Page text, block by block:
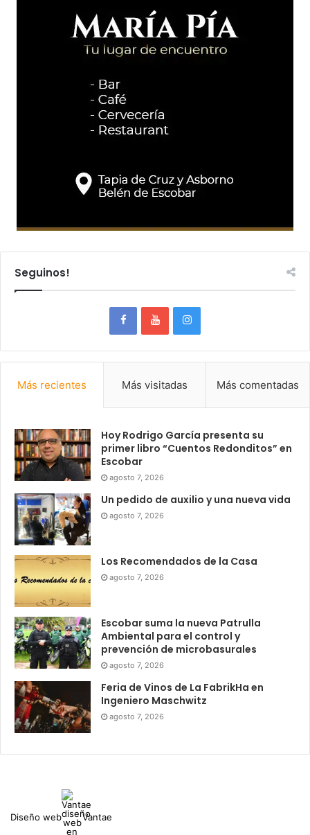
Seguinos!
Más recientes Más visitadas Más comentadas
Hoy Rodrigo García presenta su
primer libro “Cuentos Redonditos” en
Escobar
agosto 7, 2026
Un pedido de auxilio y una nueva vida
agosto 7, 2026
Los Recomendados de la Casa
agosto 7, 2026
Escobar suma la nueva Patrulla
Ambiental para el control y
prevención de microbasurales
agosto 7, 2026
Feria de Vinos de La FabrikHa en
Ingeniero Maschwitz
agosto 7, 2026
Diseño web Vantae